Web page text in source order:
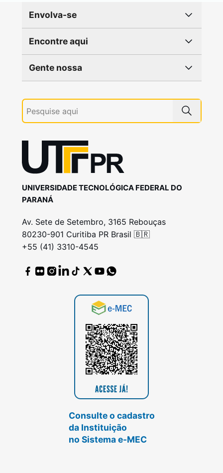
Envolva-se
Encontre aqui
Gente nossa
UNIVERSIDADE TECNOLÓGICA FEDERAL DO
PARANÁ
Av. Sete de Setembro, 3165 Rebouças
80230-901 Curitiba PR Brasil 🇧🇷
+55 (41) 3310-4545
Consulte o cadastro
da Instituição
no Sistema e-MEC